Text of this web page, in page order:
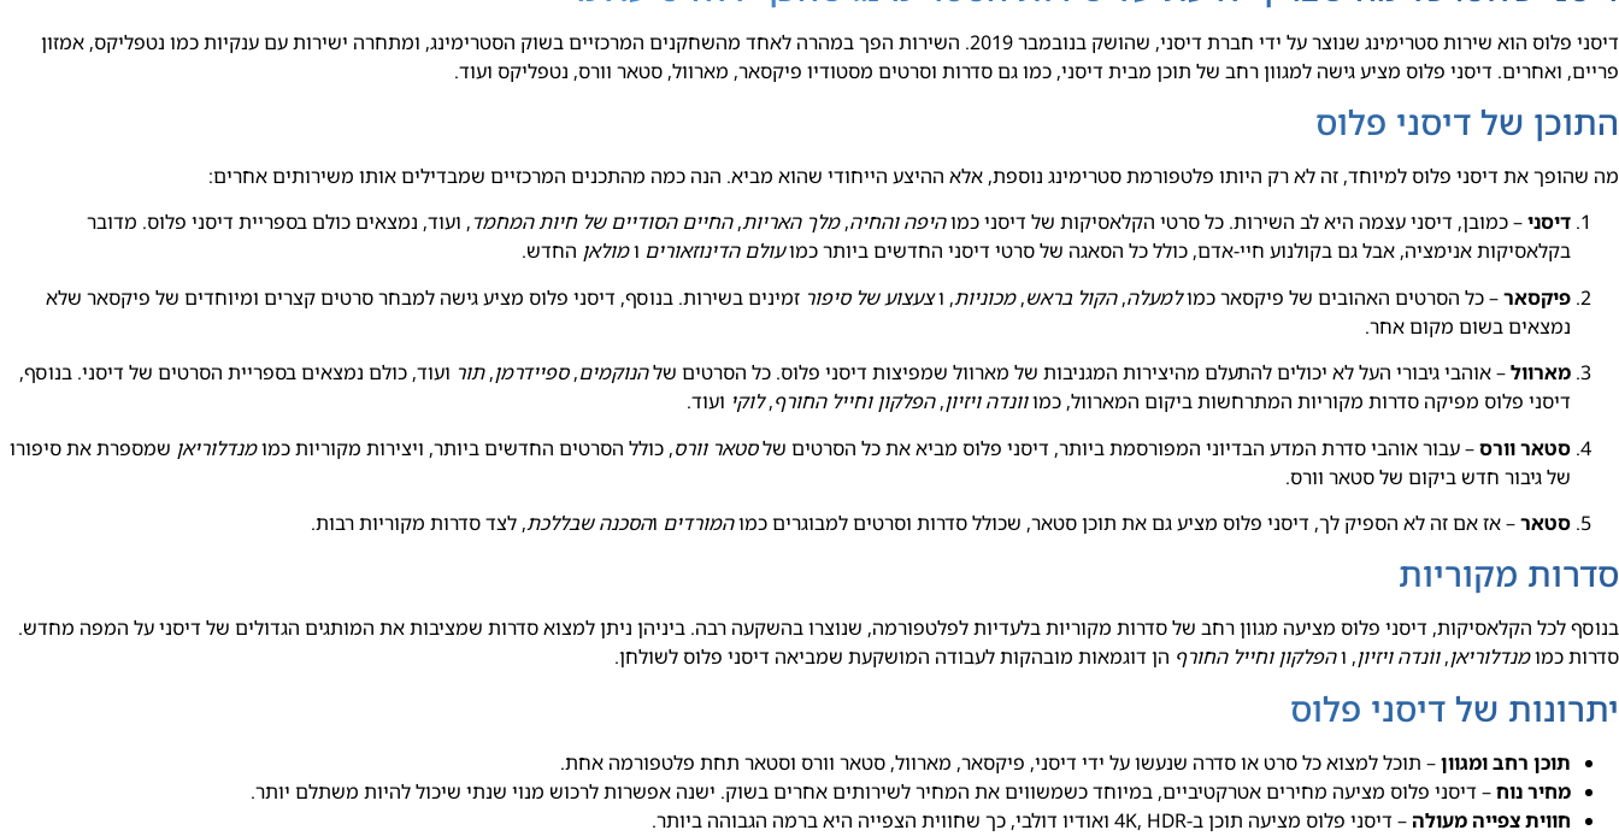
דיסני פלוס הוא שירות סטרימינג שנוצר על ידי חברת דיסני, שהושק בנובמבר 2019. השירות הפך במהרה לאחד מהשחקנים המרכזיים בשוק הסטרימינג, ומתחרה ישירות עם ענקיות כמו נטפליקס, אמזון
פריים, ואחרים. דיסני פלוס מציע גישה למגוון רחב של תוכן מבית דיסני, כמו גם סדרות וסרטים מסטודיו פיקסאר, מארוול, סטאר וורס, נטפליקס ועוד.
התוכן של דיסני פלוס
מה שהופך את דיסני פלוס למיוחד, זה לא רק היותו פלטפורמת סטרימינג נוספת, אלא ההיצע הייחודי שהוא מביא. הנה כמה מהתכנים המרכזיים שמבדילים אותו משירותים אחרים:
דיסני– כמובן, דיסני עצמה היא לב השירות. כל סרטי הקלאסיקות של דיסני כמוהיפה והחיה,מלך האריות,החיים הסודיים של חיות המחמד, ועוד, נמצאים כולם בספריית דיסני פלוס. מדובר
בקלאסיקות אנימציה, אבל גם בקולנוע חיי-אדם, כולל כל הסאגה של סרטי דיסני החדשים ביותר כמועולם הדינוזאורים ומולאן החדש.
פיקסאר– כל הסרטים האהובים של פיקסאר כמולמעלה,הקול בראש,מכוניות, וצעצוע של סיפור זמינים בשירות. בנוסף, דיסני פלוס מציע גישה למבחר סרטים קצרים ומיוחדים של פיקסאר שלא
נמצאים בשום מקום אחר.
מארוול– אוהבי גיבורי העל לא יכולים להתעלם מהיצירות המגניבות של מארוול שמפיצות דיסני פלוס. כל הסרטים שלהנוקמים,ספיידרמן,תור ועוד, כולם נמצאים בספריית הסרטים של דיסני. בנוסף,
דיסני פלוס מפיקה סדרות מקוריות המתרחשות ביקום המארוול, כמווונדה ויזיון,הפלקון וחייל החורף,לוקי ועוד.
סטאר וורס– עבור אוהבי סדרת המדע הבדיוני המפורסמת ביותר, דיסני פלוס מביא את כל הסרטים שלסטאר וורס, כולל הסרטים החדשים ביותר, ויצירות מקוריות כמומנדלוריאן שמספרת את סיפורו
של גיבור חדש ביקום של סטאר וורס.
סטאר– אז אם זה לא הספיק לך, דיסני פלוס מציע גם את תוכן סטאר, שכולל סדרות וסרטים למבוגרים כמוהמורדים והסכנה שבללכת, לצד סדרות מקוריות רבות.
סדרות מקוריות
בנוסף לכל הקלאסיקות, דיסני פלוס מציעה מגוון רחב של סדרות מקוריות בלעדיות לפלטפורמה, שנוצרו בהשקעה רבה. ביניהן ניתן למצוא סדרות שמציבות את המותגים הגדולים של דיסני על המפה מחדש.
סדרות כמומנדלוריאן,ווֹנדה ויזיון, והפלקון וחייל החורף הן דוגמאות מובהקות לעבודה המושקעת שמביאה דיסני פלוס לשולחן.
יתרונות של דיסני פלוס
תוכן רחב ומגוון– תוכל למצוא כל סרט או סדרה שנעשו על ידי דיסני, פיקסאר, מארוול, סטאר וורס וסטאר תחת פלטפורמה אחת.
מחיר נוח– דיסני פלוס מציעה מחירים אטרקטיביים, במיוחד כשמשווים את המחיר לשירותים אחרים בשוק. ישנה אפשרות לרכוש מנוי שנתי שיכול להיות משתלם יותר.
חווית צפייה מעולה – דיסני פלוס מציעה תוכן ב-4K, HDR ואודיו דולבי, כך שחווית הצפייה היא ברמה הגבוהה ביותר.